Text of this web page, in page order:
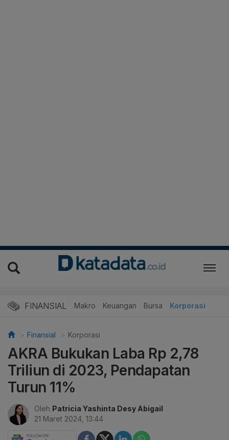
FINANSIAL Makro Keuangan Bursa Korporasi
Finansial Korporasi
AKRA Bukukan Laba Rp 2,78
Triliun di 2023, Pendapatan
Turun 11%
Oleh Patricia Yashinta Desy Abigail
21 Maret 2024, 13:44